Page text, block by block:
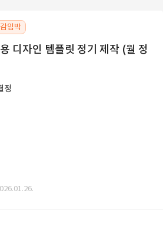
임박
디자인 템플릿 정기 제작 (월 정
정